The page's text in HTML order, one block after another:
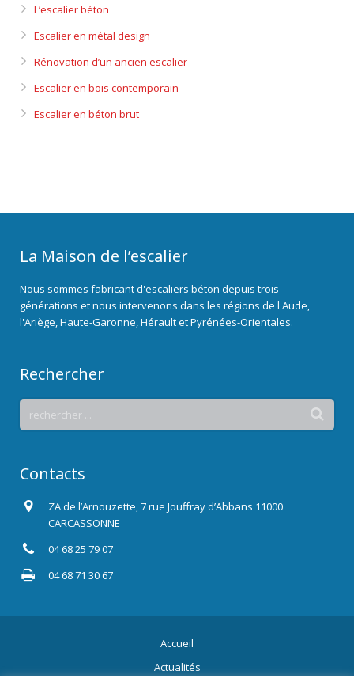
L’escalier béton
Escalier en métal design
Rénovation d’un ancien escalier
Escalier en bois contemporain
Escalier en béton brut
La Maison de l’escalier
Nous sommes fabricant d'escaliers béton depuis trois
générations et nous intervenons dans les régions de l'Aude,
l'Ariège, Haute-Garonne, Hérault et Pyrénées-Orientales.
Rechercher
Contacts
ZA de l’Arnouzette, 7 rue Jouffray d’Abbans 11000
CARCASSONNE
04 68 25 79 07
04 68 71 30 67
Accueil
Actualités